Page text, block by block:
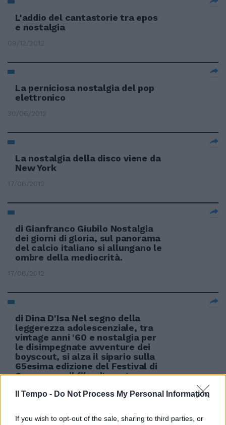
Il Tempo - Do Not Process My Personal Information
If you wish to opt-out of the sale, sharing to third parties, or
L'addio del cantastorie tra epos
e nostalgia
09/12/2012
La perniciosa nostalgia del pop
elettronico
30/06/2012
La nostalgia della disco viene da
New York
17/06/2012
di Gianfranco Giubilo Nostalgia
dei giorni di gloria, sul panorama
del calcio italiano si allungano le
ombre della mediocrità.
17/06/2012
di Dina D'Isa Nel segno della
leggerezza adolescenziale, tra
vintage anni '60 e nostalgia per
le disimpegnate avventure dei
boyscout, si alza il sipario sulla
65esima edizione del Festival di
Cannes con il film d'apertura